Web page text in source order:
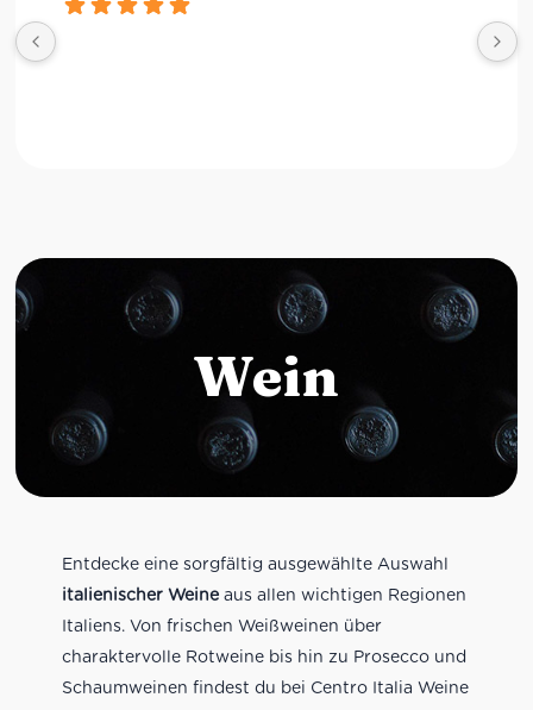
Wein
Entdecke eine sorgfältig ausgewählte Auswahl
italienischer Weineaus allen wichtigen Regionen
Italiens. Von frischen Weißweinen über
charaktervolle Rotweine bis hin zu Prosecco und
Schaumweinen findest du bei Centro Italia Weine